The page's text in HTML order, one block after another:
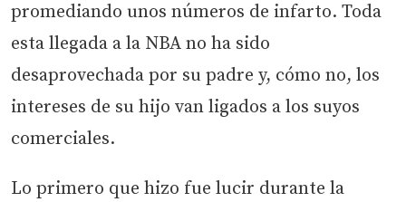
promediando unos números de infarto. Toda
esta llegada a la NBA no ha sido
desaprovechada por su padre y, cómo no, los
intereses de su hijo van ligados a los suyos
comerciales.
Lo primero que hizo fue lucir durante la